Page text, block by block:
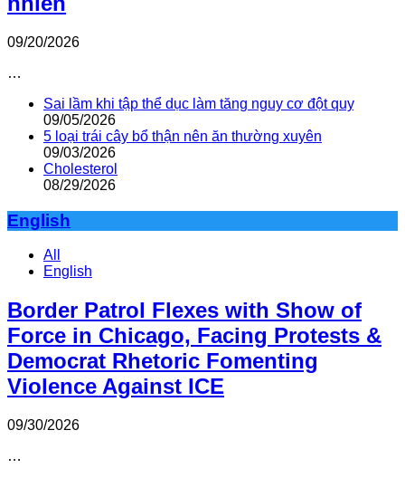
09/20/2026
…
Sai lầm khi tập thể dục làm tăng nguy cơ đột quỵ
09/05/2026
5 loại trái cây bổ thận nên ăn thường xuyên
09/03/2026
Cholesterol
08/29/2026
English
All
English
Border Patrol Flexes with Show of
Force in Chicago, Facing Protests &
Democrat Rhetoric Fomenting
Violence Against ICE
09/30/2026
…